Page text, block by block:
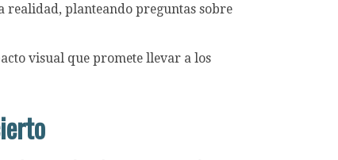
realidad, planteando preguntas sobre
visual que promete llevar a los